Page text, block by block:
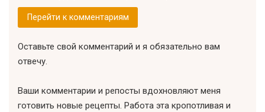
Перейти к комментариям
Оставьте свой комментарий и я обязательно вам
отвечу.
Ваши комментарии и репосты вдохновляют меня
готовить новые рецепты. Работа эта кропотливая и